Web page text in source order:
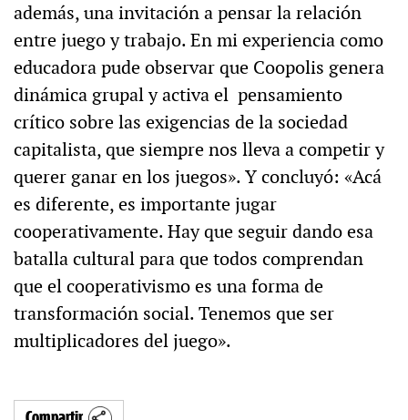
además, una invitación a pensar la relación
entre juego y trabajo. En mi experiencia como
educadora pude observar que Coopolis genera
dinámica grupal y activa el pensamiento
crítico sobre las exigencias de la sociedad
capitalista, que siempre nos lleva a competir y
querer ganar en los juegos». Y concluyó: «Acá
es diferente, es importante jugar
cooperativamente. Hay que seguir dando esa
batalla cultural para que todos comprendan
que el cooperativismo es una forma de
transformación social. Tenemos que ser
multiplicadores del juego».